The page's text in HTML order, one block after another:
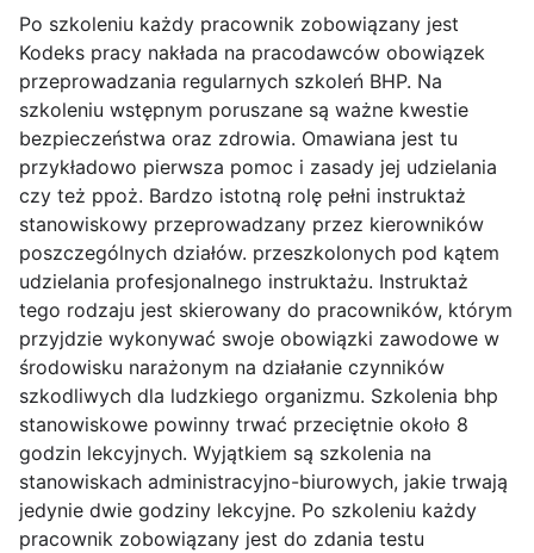
Po szkoleniu każdy pracownik zobowiązany jest
Kodeks pracy nakłada na pracodawców obowiązek
przeprowadzania regularnych szkoleń BHP. Na
szkoleniu wstępnym poruszane są ważne kwestie
bezpieczeństwa oraz zdrowia. Omawiana jest tu
przykładowo pierwsza pomoc i zasady jej udzielania
czy też ppoż. Bardzo istotną rolę pełni instruktaż
stanowiskowy przeprowadzany przez kierowników
poszczególnych działów. przeszkolonych pod kątem
udzielania profesjonalnego instruktażu. Instruktaż
tego rodzaju jest skierowany do pracowników, którym
przyjdzie wykonywać swoje obowiązki zawodowe w
środowisku narażonym na działanie czynników
szkodliwych dla ludzkiego organizmu. Szkolenia bhp
stanowiskowe powinny trwać przeciętnie około 8
godzin lekcyjnych. Wyjątkiem są szkolenia na
stanowiskach administracyjno-biurowych, jakie trwają
jedynie dwie godziny lekcyjne. Po szkoleniu każdy
pracownik zobowiązany jest do zdania testu